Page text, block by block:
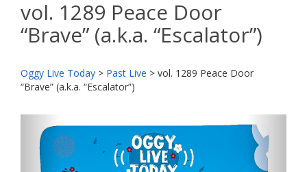
vol. 1289 Peace Door
“Brave” (a.k.a. “Escalator”)
Oggy Live Today > Past Live > vol. 1289 Peace Door
“Brave” (a.k.a. “Escalator”)
前
へ
へ